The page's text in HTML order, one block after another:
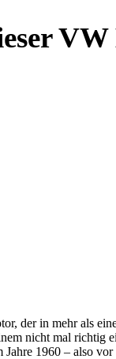
der in mehr als
nicht mal richtig
1960 – also